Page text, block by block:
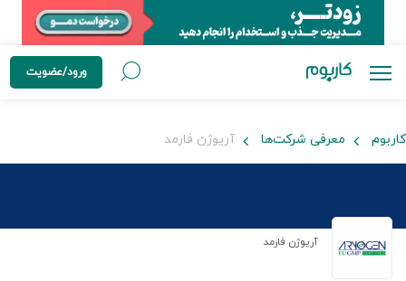
ورود/عضویت
کاربوم معرفی شرکت‌ها آریوژن فارمد
آریوژن فارمد